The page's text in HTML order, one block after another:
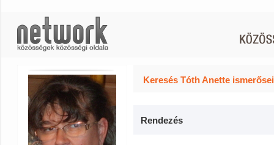
Keresés Tóth Anette
Rendezés